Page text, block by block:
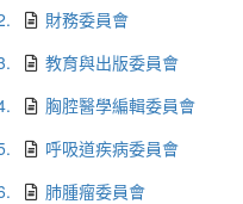
財務委員會
教育與出版委員會
胸腔醫學編輯委員會
呼吸道疾病委員會
肺腫瘤委員會